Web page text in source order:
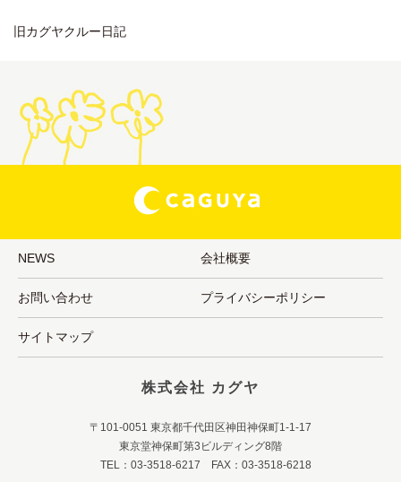
旧カグヤクルー日記
NEWS 会社概要
お問い合わせ プライバシーポリシー
サイトマップ
株式会社 カグヤ
〒101-0051 東京都千代田区神田神保町1-1-17
東京堂神保町第3ビルディング8階
TEL：03-3518-6217 FAX：03-3518-6218